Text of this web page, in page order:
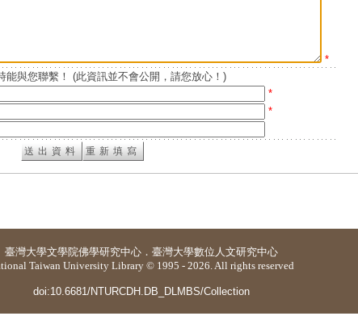
*
能與您聯繫！ (此資訊並不會公開，請您放心！)
*
*
臺灣大學文學院佛學研究中心 ． 臺灣大學數位人文研究中心
Taiwan University Library © 1995 - 2026. All rights reserved
doi:10.6681/NTURCDH.DB_DLMBS/Collection